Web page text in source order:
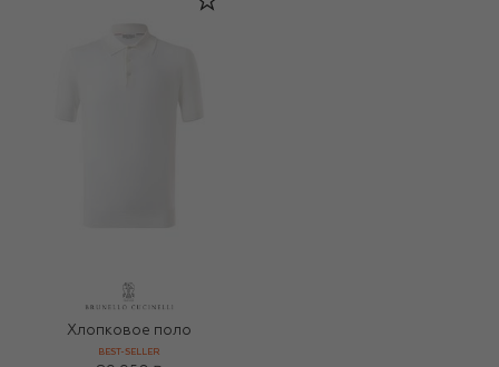
Хлопковое поло
BEST-SELLER